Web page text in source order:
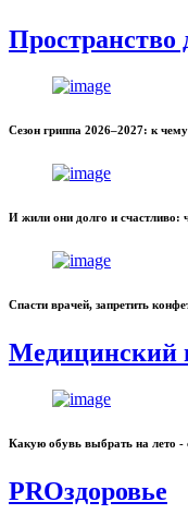
Пространство
Сезон гриппа 2026–2027: к
И жили они долго и счастливо:
Спасти врачей, запретить
Медицинский
Какую обувь выбрать на лето -
PROздоровье